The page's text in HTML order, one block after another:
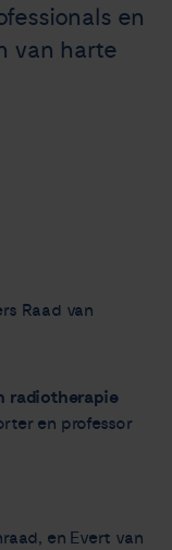
en
van harte
Raad van
radiotherapie
en professor
en Evert van